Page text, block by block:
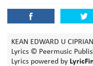
KEAN EDWARD U
Lyrics © Peermusic
Lyrics powered by